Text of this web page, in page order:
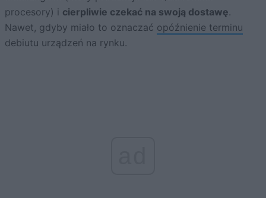
procesory) i cierpliwie czekać na swoją dostawę.
Nawet, gdyby miało to oznaczać opóźnienie terminu
debiutu urządzeń na rynku.